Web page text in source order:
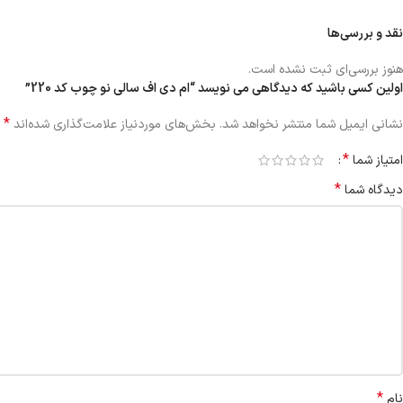
نقد و بررسی‌ها
هنوز بررسی‌ای ثبت نشده است.
اولین کسی باشید که دیدگاهی می نویسد “ام دی اف سالی نو چوب کد 220”
نشانی ایمیل شما منتشر نخواهد شد. بخش‌های موردنیاز علامت‌گذاری شده‌اند*
امتیاز شما*
دیدگاه شما*
نام*